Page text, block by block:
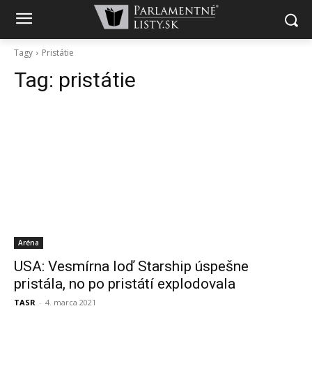
Tagy Pristátie
Tag: pristátie
Aréna
USA: Vesmírna loď Starship úspešne
pristála, no po pristátí explodovala
TASR - 4. marca 2021